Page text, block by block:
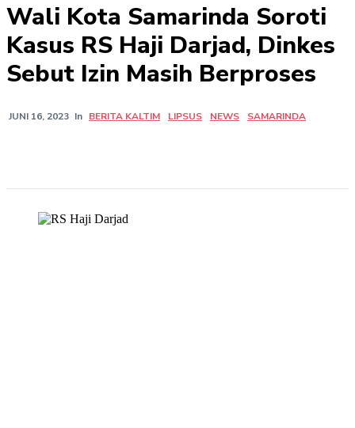
Wali Kota Samarinda Soroti
Kasus RS Haji Darjad, Dinkes
Sebut Izin Masih Berproses
JUNI 16, 2023 In BERITA KALTIM LIPSUS NEWS SAMARINDA